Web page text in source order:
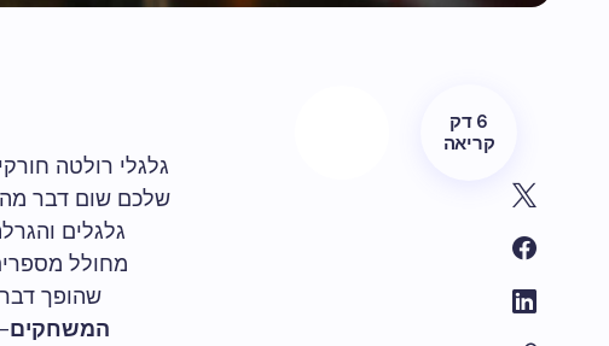
6 דק
קריאה
גלגלי רולטה
שלכם שום דבר
מחולל
שהופך
המשחקים